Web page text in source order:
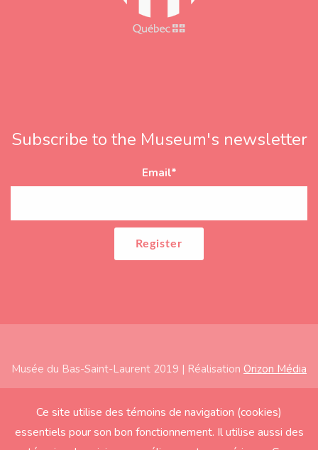
Subscribe to the Museum's newsletter
Email*
Musée du Bas-Saint-Laurent 2019 | Réalisation Orizon Média
Ce site utilise des témoins de navigation (cookies)
essentiels pour son bon fonctionnement. Il utilise aussi des
Subfooter
Home
About